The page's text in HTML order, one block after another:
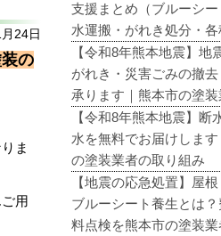
24日
の
ま
用
支援まとめ（ブルーシー
水運搬・がれき処分・各
【令和8年熊本地震】地
がれき・災害ごみの撤
承ります｜熊本市の塗
【令和8年熊本地震】断
水を無料でお届けしま
の塗装業者の取り組み
【地震の応急処置】屋
ブルーシート養生とは
料点検を熊本市の塗装業